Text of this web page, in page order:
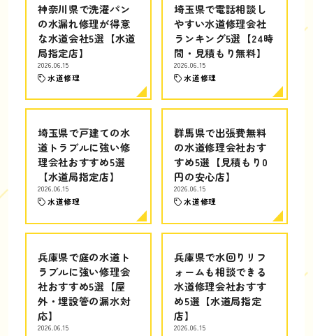
神奈川県で洗濯パン
の水漏れ修理が得意
な水道会社5選【水道
局指定店】
2026.06.15
水道修理
埼玉県で電話相談し
やすい水道修理会社
ランキング5選【24時
間・見積もり無料】
2026.06.15
水道修理
埼玉県で戸建ての水
道トラブルに強い修
理会社おすすめ5選
【水道局指定店】
2026.06.15
水道修理
群馬県で出張費無料
の水道修理会社おす
すめ5選【見積もり0
円の安心店】
2026.06.15
水道修理
兵庫県で庭の水道ト
ラブルに強い修理会
社おすすめ5選【屋
外・埋設管の漏水対
応】
2026.06.15
兵庫県で水回りリフ
ォームも相談できる
水道修理会社おすす
め5選【水道局指定
店】
2026.06.15